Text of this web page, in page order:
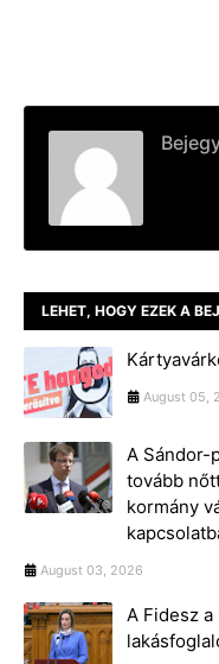
LEHET, HOGY EZEK A
August 05,
A Sándor-
tovább
kormány
August 03, 2026
A Fidesz